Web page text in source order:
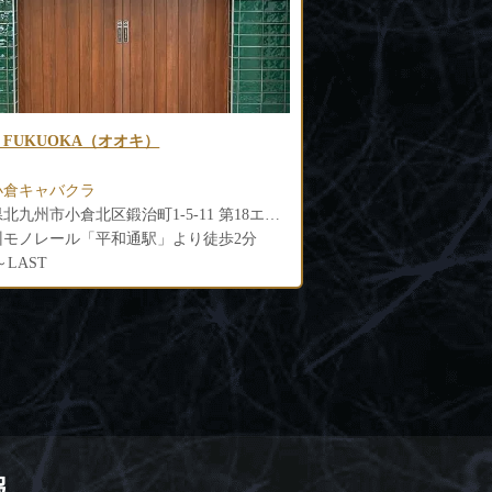
凰（タオ）
キャバクラ
福岡県北九州市小倉北区鍛冶町1-6-8 南国ビルB1F
ノレール「平和通駅」より徒歩3分
LAST
CLUB GLANDLINE（
小倉高級キャバクラ
20:00～LAST